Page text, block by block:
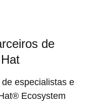
de
especialistas e
Ecosystem